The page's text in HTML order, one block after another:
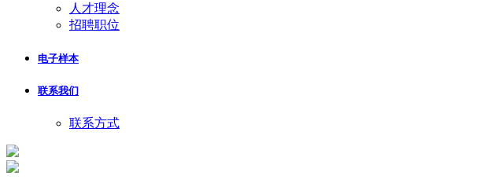
人才理念
招聘职位
电子样本
联系我们
联系方式